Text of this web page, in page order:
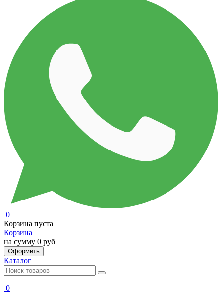
0
Корзина пуста
Корзина
на сумму 0 руб
Оформить
Каталог
0